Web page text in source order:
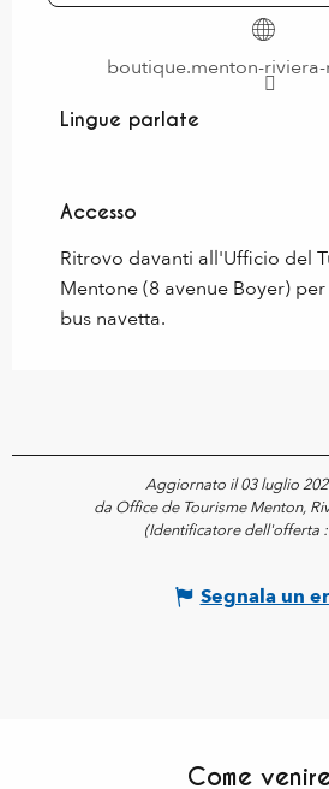
boutique.menton-
Lingue parlate
Lingue parlate
Accesso
Accesso
Ritrovo davanti all'Ufficio del
Mentone (8 avenue Boyer)
bus navetta.
Aggiornato il 03 luglio
da Office de Tourisme Menton,
(Identificatore dell'offerta :
Segnala un
Come